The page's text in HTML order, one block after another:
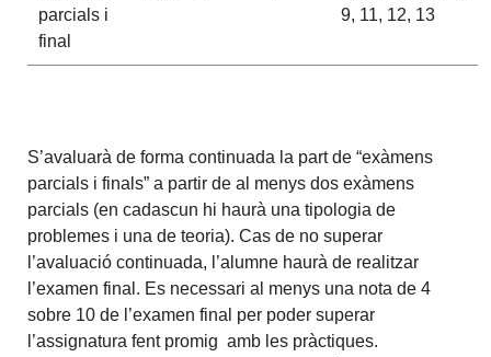
parcials i
final
9, 11, 12, 13
S’avaluarà de forma continuada la part de “exàmens
parcials i finals” a partir de al menys dos exàmens
parcials (en cadascun hi haurà una tipologia de
problemes i una de teoria). Cas de no superar
l’avaluació continuada, l’alumne haurà de realitzar
l’examen final. Es necessari al menys una nota de 4
sobre 10 de l’examen final per poder superar
l’assignatura fent promig amb les pràctiques.